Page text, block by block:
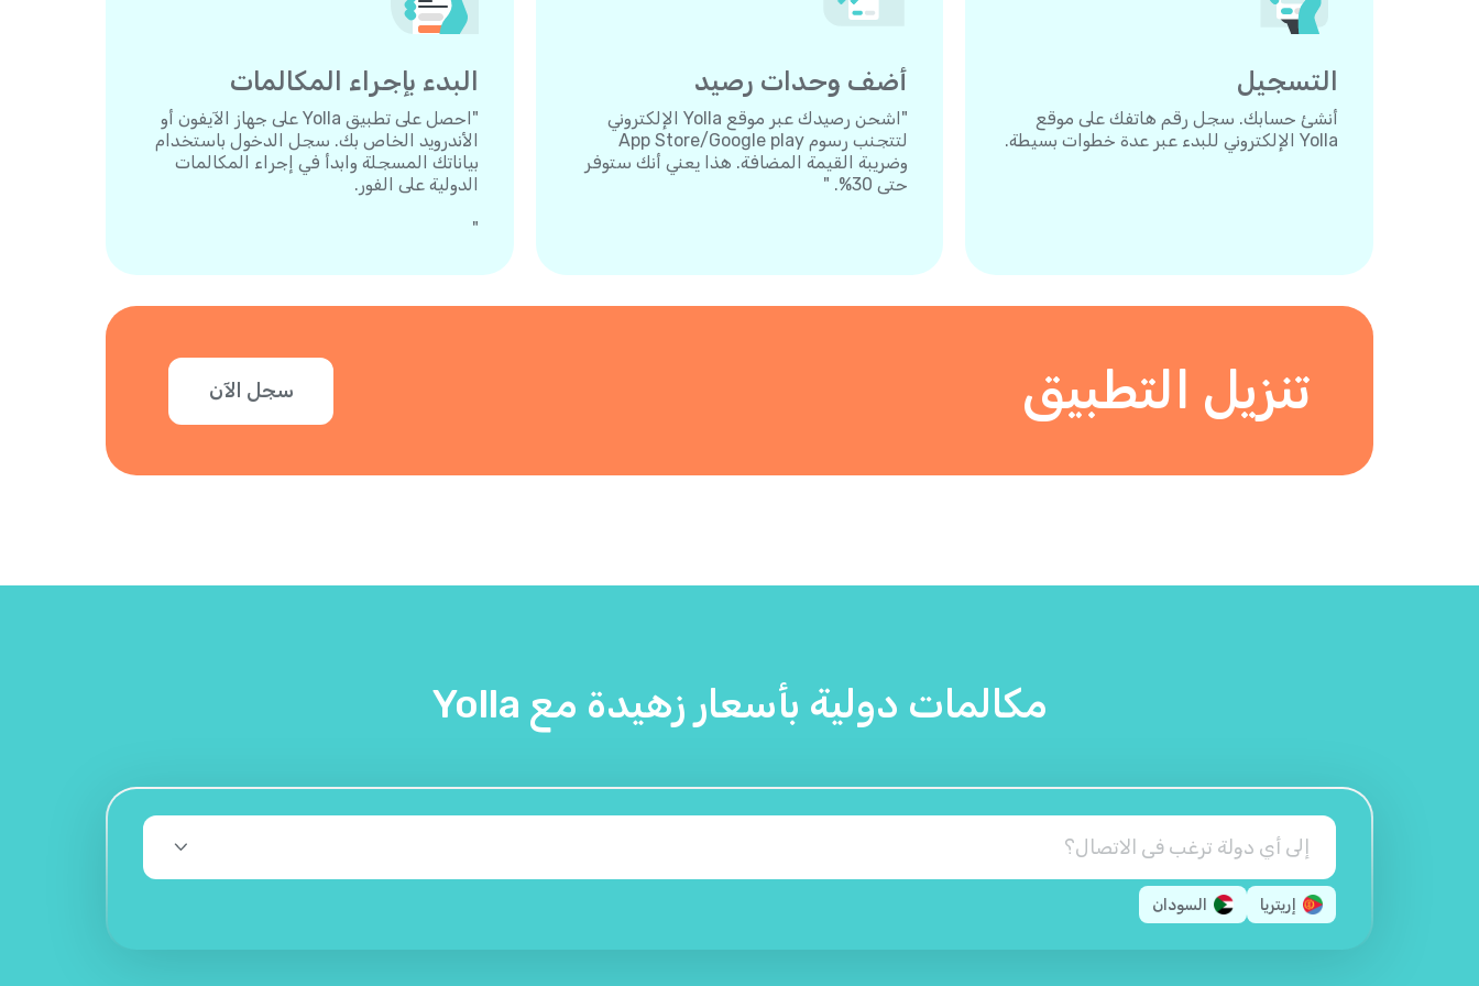
التسجيل
أنشئ حسابك. سجل رقم هاتفك على موقع
Yolla الإلكتروني للبدء عبر عدة خطوات بسيطة.
أضف وحدات رصيد
"اشحن رصيدك عبر موقع Yolla الإلكتروني
لتتجنب رسوم App Store/Google play
وضريبة القيمة المضافة. هذا يعني أنك ستوفر
حتى 30%. "
البدء بإجراء المكالمات
"احصل على تطبيق Yolla على جهاز الآيفون أو
الأندرويد الخاص بك. سجل الدخول باستخدام
بياناتك المسجلة وابدأ في إجراء المكالمات
الدولية على الفور.
"
تنزيل التطبيق سجل الآن
مكالمات دولية بأسعار زهيدة مع Yolla
إريتريا السودان